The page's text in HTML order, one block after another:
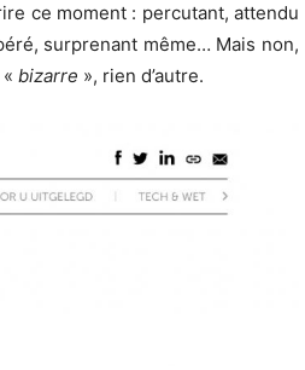
ce moment : percutant, attendu
surprenant même… Mais non,
bizarre », rien d’autre.